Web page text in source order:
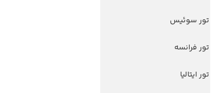
تور سوئیس
تور فرانسه
تور ایتالیا
تور استانبول
تور پوکت